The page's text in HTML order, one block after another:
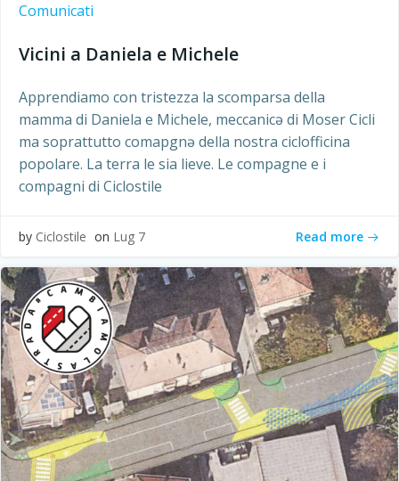
Comunicati
Vicini a Daniela e Michele
Apprendiamo con tristezza la scomparsa della
mamma di Daniela e Michele, meccanicə di Moser Cicli
ma soprattutto comapgnə della nostra ciclofficina
popolare. La terra le sia lieve. Le compagne e i
compagni di Ciclostile
by Ciclostile on Lug 7 Read more